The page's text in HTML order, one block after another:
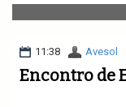
11:38 Avesol
Encontro de